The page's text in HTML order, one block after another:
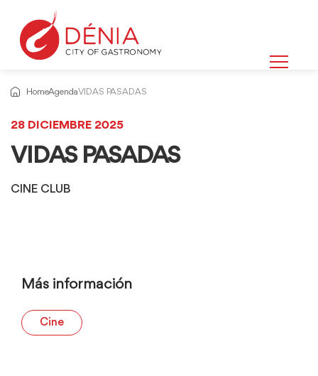
HomeAgendaVIDAS PASADAS
28 DICIEMBRE 2025
VIDAS PASADAS
CINE CLUB
Más información
Cine